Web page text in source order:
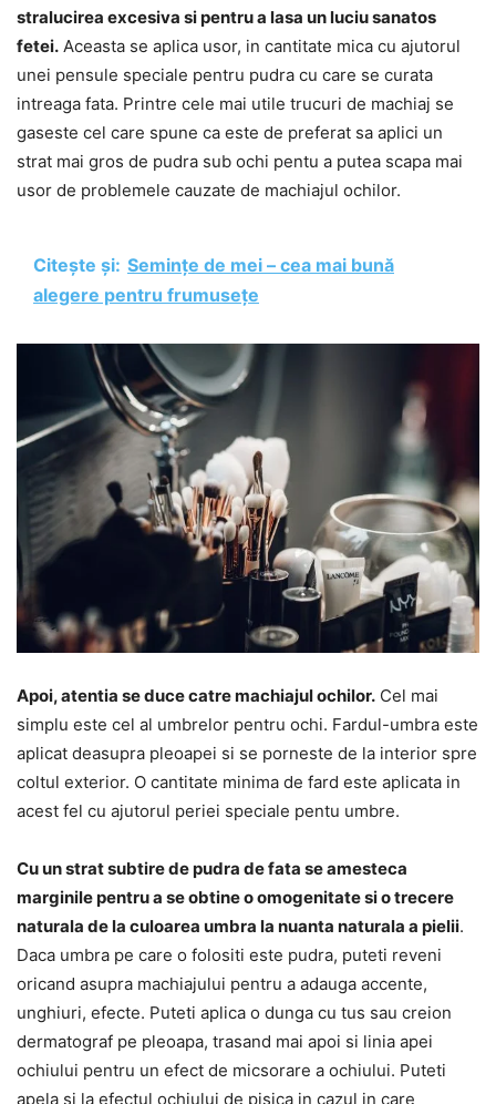
stralucirea excesiva si pentru a lasa un luciu sanatos
fetei. Aceasta se aplica usor, in cantitate mica cu ajutorul
unei pensule speciale pentru pudra cu care se curata
intreaga fata. Printre cele mai utile trucuri de machiaj se
gaseste cel care spune ca este de preferat sa aplici un
strat mai gros de pudra sub ochi pentu a putea scapa mai
usor de problemele cauzate de machiajul ochilor.
Citește și: Semințe de mei – cea mai bună
alegere pentru frumusețe
Apoi, atentia se duce catre machiajul ochilor. Cel mai
simplu este cel al umbrelor pentru ochi. Fardul-umbra este
aplicat deasupra pleoapei si se porneste de la interior spre
coltul exterior. O cantitate minima de fard este aplicata in
acest fel cu ajutorul periei speciale pentu umbre.
Cu un strat subtire de pudra de fata se amesteca
marginile pentru a se obtine o omogenitate si o trecere
naturala de la culoarea umbra la nuanta naturala a pielii.
Daca umbra pe care o folositi este pudra, puteti reveni
oricand asupra machiajului pentru a adauga accente,
unghiuri, efecte. Puteti aplica o dunga cu tus sau creion
dermatograf pe pleoapa, trasand mai apoi si linia apei
ochiului pentru un efect de micsorare a ochiului. Puteti
apela si la efectul ochiului de pisica in cazul in care